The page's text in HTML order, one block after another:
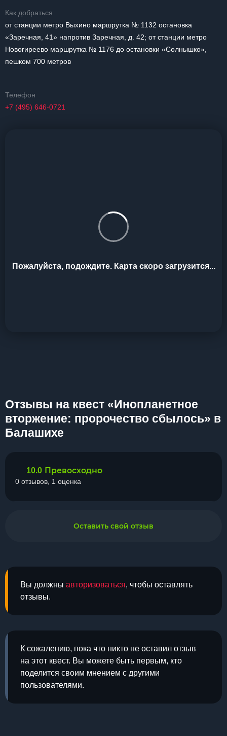
Как добраться
от станции метро Выхино маршрутка № 1132 остановка
«Заречная, 41» напротив Заречная, д. 42; от станции метро
Новогиреево маршрутка № 1176 до остановки «Солнышко»,
пешком 700 метров
Телефон
+7 (495) 646-0721
Пожалуйста, подождите. Карта скоро загрузится...
Отзывы на квест «Инопланетное
вторжение: пророчество сбылось» в
Балашихе
Вы должны авторизоваться, чтобы оставлять
отзывы.
К сожалению, пока что никто не оставил отзыв
на этот квест. Вы можете быть первым, кто
поделится своим мнением с другими
пользователями.
10.0 Превосходно
0 отзывов, 1 оценка
Оставить свой отзыв